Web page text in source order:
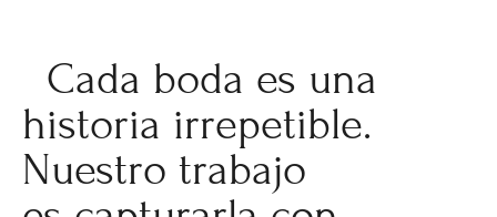
Cada boda es una
historia irrepetible.
Nuestro trabajo